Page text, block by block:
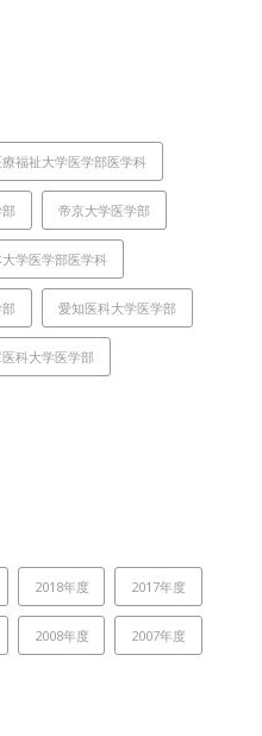
福祉大学医学部医学科
帝京大学医学部
大学医学部医学科
愛知医科大学医学部
科大学医学部
2018年度 2017年度
2008年度 2007年度